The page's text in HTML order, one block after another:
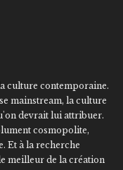
culture contemporaine.
mainstream, la culture
devrait lui attribuer.
cosmopolite,
Et à la recherche
meilleur de la création